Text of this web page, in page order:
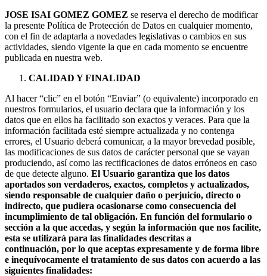
JOSE ISAI GOMEZ GOMEZ se reserva el derecho de modificar
la presente Política de Protección de Datos en cualquier momento,
con el fin de adaptarla a novedades legislativas o cambios en sus
actividades, siendo vigente la que en cada momento se encuentre
publicada en nuestra web.
CALIDAD Y FINALIDAD
Al hacer “clic” en el botón “Enviar” (o equivalente) incorporado en
nuestros formularios, el usuario declara que la información y los
datos que en ellos ha facilitado son exactos y veraces. Para que la
información facilitada esté siempre actualizada y no contenga
errores, el Usuario deberá comunicar, a la mayor brevedad posible,
las modificaciones de sus datos de carácter personal que se vayan
produciendo, así como las rectificaciones de datos erróneos en caso
de que detecte alguno. El Usuario garantiza que los datos
aportados son verdaderos, exactos, completos y actualizados,
siendo responsable de cualquier daño o perjuicio, directo o
indirecto, que pudiera ocasionarse como consecuencia del
incumplimiento de tal obligación. En función del formulario o
sección a la que accedas, y según la información que nos facilite,
esta se utilizará para las finalidades descritas a
continuación, por lo que aceptas expresamente y de forma libre
e inequívocamente el tratamiento de sus datos con acuerdo a las
siguientes finalidades: